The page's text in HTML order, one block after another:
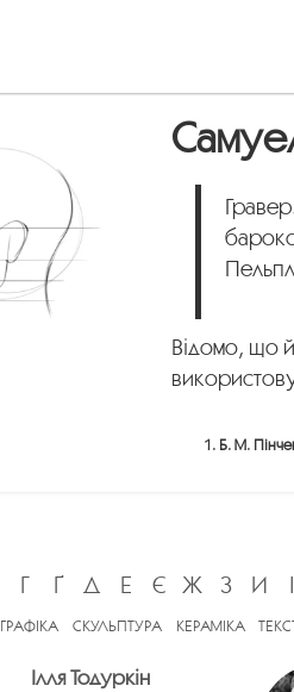
Відомо, що
1. Б. М.
Г Ґ Д Е Є Ж З И І
ГРАФІКА СКУЛЬПТУРА КЕРАМІКА
Ілля Тодуркін